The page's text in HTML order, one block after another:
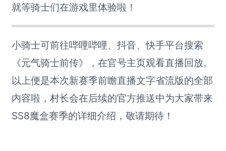
就等骑士们在游戏里体验啦！
小骑士可前往哔哩哔哩、抖音、快手平台搜索
《元气骑士前传》，在官号主页观看直播回放。
以上便是本次新赛季前瞻直播文字省流版的全部
内容啦，村长会在后续的官方推送中为大家带来
SS8魔盒赛季的详细介绍，敬请期待！